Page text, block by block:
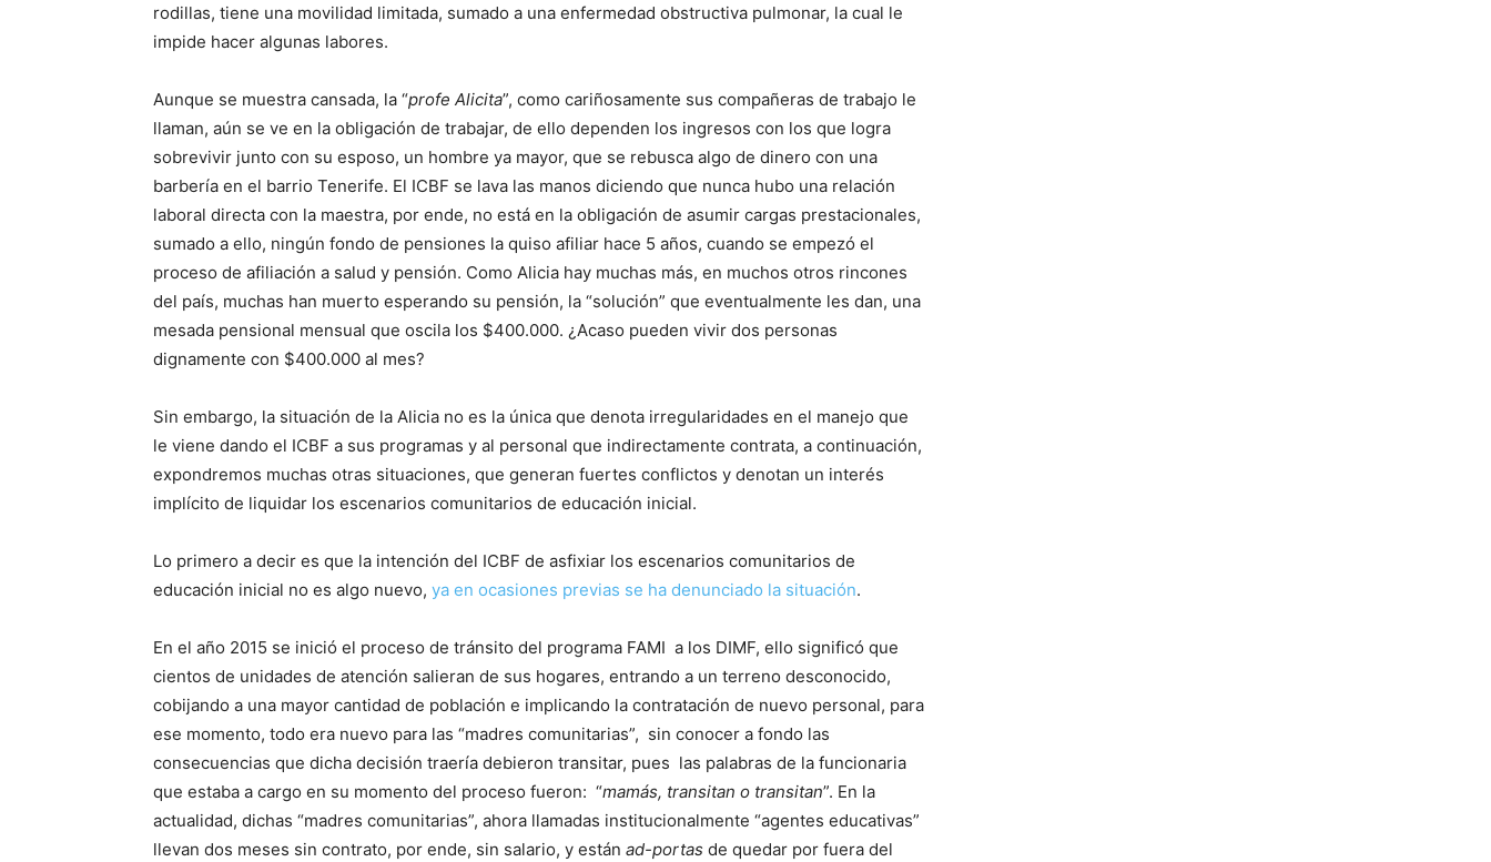
rodillas, tiene una movilidad limitada, sumado a una enfermedad obstructiva pulmonar, la cual le
impide hacer algunas labores.
Aunque se muestra cansada, la “profe Alicita”, como cariñosamente sus compañeras de trabajo le
llaman, aún se ve en la obligación de trabajar, de ello dependen los ingresos con los que logra
sobrevivir junto con su esposo, un hombre ya mayor, que se rebusca algo de dinero con una
barbería en el barrio Tenerife. El ICBF se lava las manos diciendo que nunca hubo una relación
laboral directa con la maestra, por ende, no está en la obligación de asumir cargas prestacionales,
sumado a ello, ningún fondo de pensiones la quiso afiliar hace 5 años, cuando se empezó el
proceso de afiliación a salud y pensión. Como Alicia hay muchas más, en muchos otros rincones
del país, muchas han muerto esperando su pensión, la “solución” que eventualmente les dan, una
mesada pensional mensual que oscila los $400.000. ¿Acaso pueden vivir dos personas
dignamente con $400.000 al mes?
Sin embargo, la situación de la Alicia no es la única que denota irregularidades en el manejo que
le viene dando el ICBF a sus programas y al personal que indirectamente contrata, a continuación,
expondremos muchas otras situaciones, que generan fuertes conflictos y denotan un interés
implícito de liquidar los escenarios comunitarios de educación inicial.
Lo primero a decir es que la intención del ICBF de asfixiar los escenarios comunitarios de
educación inicial no es algo nuevo, ya en ocasiones previas se ha denunciado la situación.
En el año 2015 se inició el proceso de tránsito del programa FAMI a los DIMF, ello significó que
cientos de unidades de atención salieran de sus hogares, entrando a un terreno desconocido,
cobijando a una mayor cantidad de población e implicando la contratación de nuevo personal, para
ese momento, todo era nuevo para las “madres comunitarias”, sin conocer a fondo las
consecuencias que dicha decisión traería debieron transitar, pues las palabras de la funcionaria
que estaba a cargo en su momento del proceso fueron: “mamás, transitan o transitan”. En la
actualidad, dichas “madres comunitarias”, ahora llamadas institucionalmente “agentes educativas”
llevan dos meses sin contrato, por ende, sin salario, y están ad-portas de quedar por fuera del